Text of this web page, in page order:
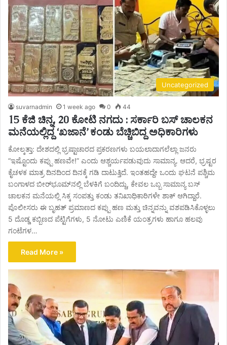
Uncategorized
suvarnadmin 1 week ago 0 44
15 ಕೆಜಿ ಚಿನ್ನ, 20 ಕೋಟಿ ನಗದು : ಸರ್ಕಾರಿ ಬಸ್ ಚಾಲಕನ
ಮನೆಯಲ್ಲಿದ್ದ ‘ಖಜಾನೆ’ ಕಂಡು ಬೆಚ್ಚಿಬಿದ್ದ ಅಧಿಕಾರಿಗಳು
ಕೋಲ್ಕತ್ತಾ: ದೇಶದಲ್ಲಿ ಭ್ರಷ್ಟಾಚಾರದ ಪ್ರಕರಣಗಳು ಬಯಲಾದಾಗಲೆಲ್ಲಾ ಜನರು
“ಇಷ್ಟೊಂದು ಕಪ್ಪು ಹಣವೇ!” ಎಂದು ಆಶ್ಚರ್ಯಪಡುವುದು ಸಾಮಾನ್ಯ. ಆದರೆ, ಭ್ರಷ್ಟರ
ಕೈಚಳಕ ಮಾತ್ರ ದಿನದಿಂದ ದಿನಕ್ಕೆ ಗಡಿ ದಾಟುತ್ತಿದೆ. ಇಂತಹದ್ದೇ ಒಂದು ಘಟನೆ ಪಶ್ಚಿಮ
ಬಂಗಾಳದ ಬೀರ್‌ಭೂಮ್‌ನಲ್ಲಿ ಬೆಳಕಿಗೆ ಬಂದಿದ್ದು, ಕೇವಲ ಒಬ್ಬ ಸಾಮಾನ್ಯ ಬಸ್
ಚಾಲಕನ ಮನೆಯಲ್ಲಿ ಸಿಕ್ಕ ಸಂಪತ್ತು ಕಂಡು ತನಿಖಾಧಿಕಾರಿಗಳೇ ಶಾಕ್ ಆಗಿದ್ದಾರೆ.
ಪೊಲೀಸರು ಈ ಬೃಹತ್ ಪ್ರಮಾಣದ ಕಪ್ಪು ಹಣ ಮತ್ತು ಚಿನ್ನವನ್ನು ವಶಪಡಿಸಿಕೊಳ್ಳಲು
5 ದೊಡ್ಡ ಕಬ್ಬಿಣದ ಪೆಟ್ಟಿಗೆಗಳು, 5 ನೋಟು ಎಣಿಕೆ ಯಂತ್ರಗಳು ಹಾಗೂ ಹಲವು
ಗಂಟೆಗಳ…
Read More »